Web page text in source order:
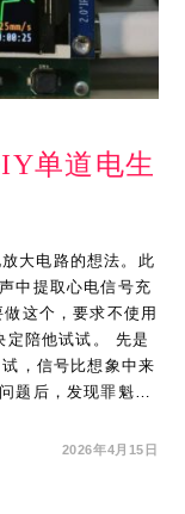
单道电生
大电路的想法。此
中提取心电信号充
这个，要求不使用
定陪他试试。 先是
，信号比想象中来
题后，发现罪魁…
2026年4月15日